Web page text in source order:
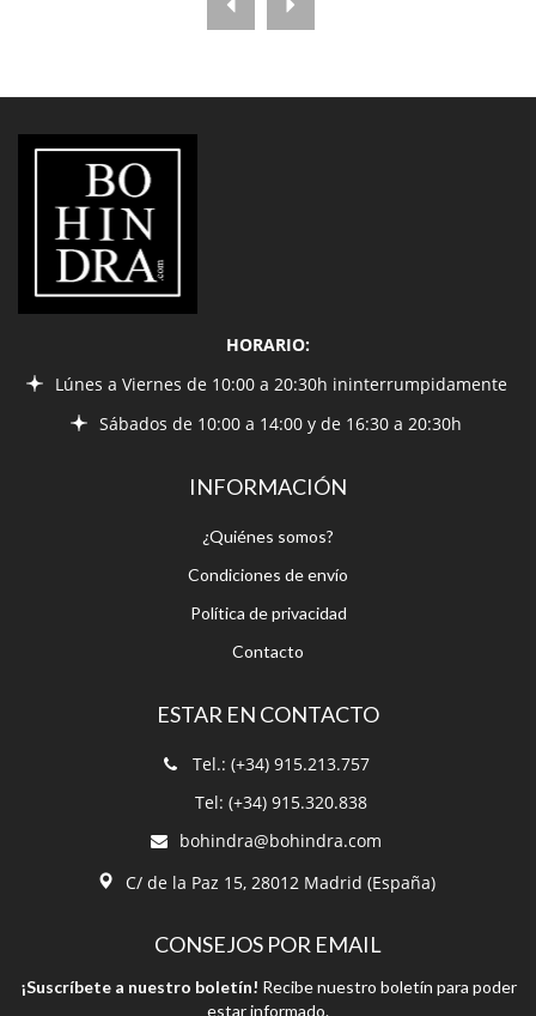
LIBRERÍA
BOHINDRA
HORARIO:
Lúnes a Viernes de 10:00 a 20:30h ininterrumpidamente
Sábados de 10:00 a 14:00 y de 16:30 a 20:30h
INFORMACIÓN
¿Quiénes somos?
Condiciones de envío
Política de privacidad
Contacto
ESTAR EN CONTACTO
Tel.: (+34) 915.213.757
Tel: (+34) 915.320.838
bohindra@bohindra.com
C/ de la Paz 15, 28012 Madrid (España)
CONSEJOS POR EMAIL
¡Suscríbete a nuestro boletín! Recibe nuestro boletín para poder
estar informado.